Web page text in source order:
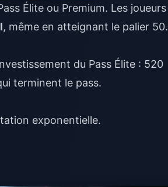
Élite ou Premium. Les joueurs
, même en atteignant le palier 50.
du Pass Élite : 520
terminent le pass.
exponentielle.